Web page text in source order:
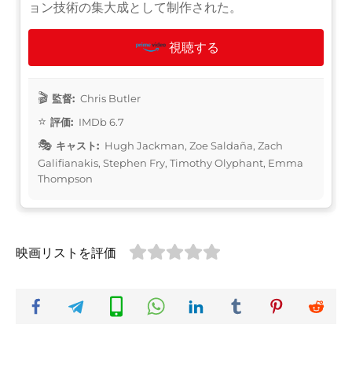
ョン技術の集大成として制作された。
視聴する
監督: Chris Butler
評価: IMDb 6.7
キャスト: Hugh Jackman, Zoe Saldaña, Zach
Galifianakis, Stephen Fry, Timothy Olyphant, Emma
Thompson
映画リストを評価